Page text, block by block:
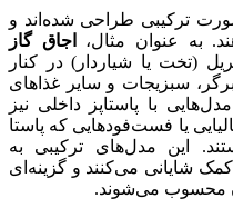
ترکیبی طراحی شده‌اند و
به عنوان مثال،
اجاق گاز
(تخت یا شیاردار) در کنار
سبزیجات و سایر غذاهای
با پاستاپز داخلی نیز
یا فست‌فودهایی که پاستا
این مدل‌های ترکیبی به
شایانی می‌کنند و گزینه‌ای
محسوب می‌شوند.